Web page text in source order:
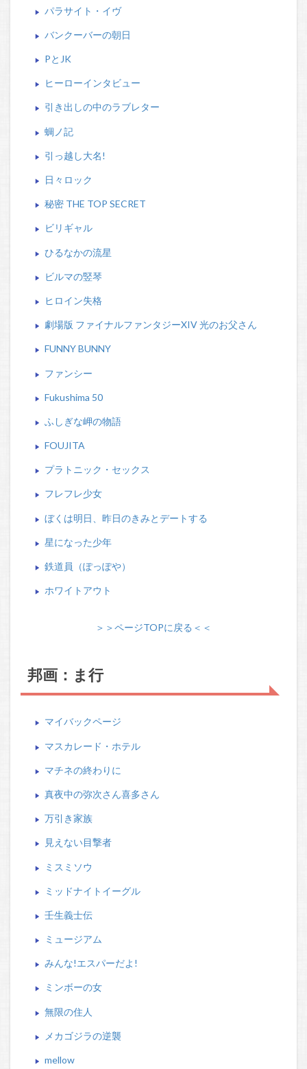
パラサイト・イヴ
バンクーバーの朝日
PとJK
ヒーローインタビュー
引き出しの中のラブレター
蜩ノ記
引っ越し大名!
日々ロック
秘密 THE TOP SECRET
ビリギャル
ひるなかの流星
ビルマの竪琴
ヒロイン失格
劇場版 ファイナルファンタジーXIV 光のお父さん
FUNNY BUNNY
ファンシー
Fukushima 50
ふしぎな岬の物語
FOUJITA
プラトニック・セックス
フレフレ少女
ぼくは明日、昨日のきみとデートする
星になった少年
鉄道員（ぽっぽや）
ホワイトアウト
＞＞ページTOPに戻る＜＜
邦画：ま行
マイバックページ
マスカレード・ホテル
マチネの終わりに
真夜中の弥次さん喜多さん
万引き家族
見えない目撃者
ミスミソウ
ミッドナイトイーグル
壬生義士伝
ミュージアム
みんな!エスパーだよ!
ミンボーの女
無限の住人
メカゴジラの逆襲
mellow